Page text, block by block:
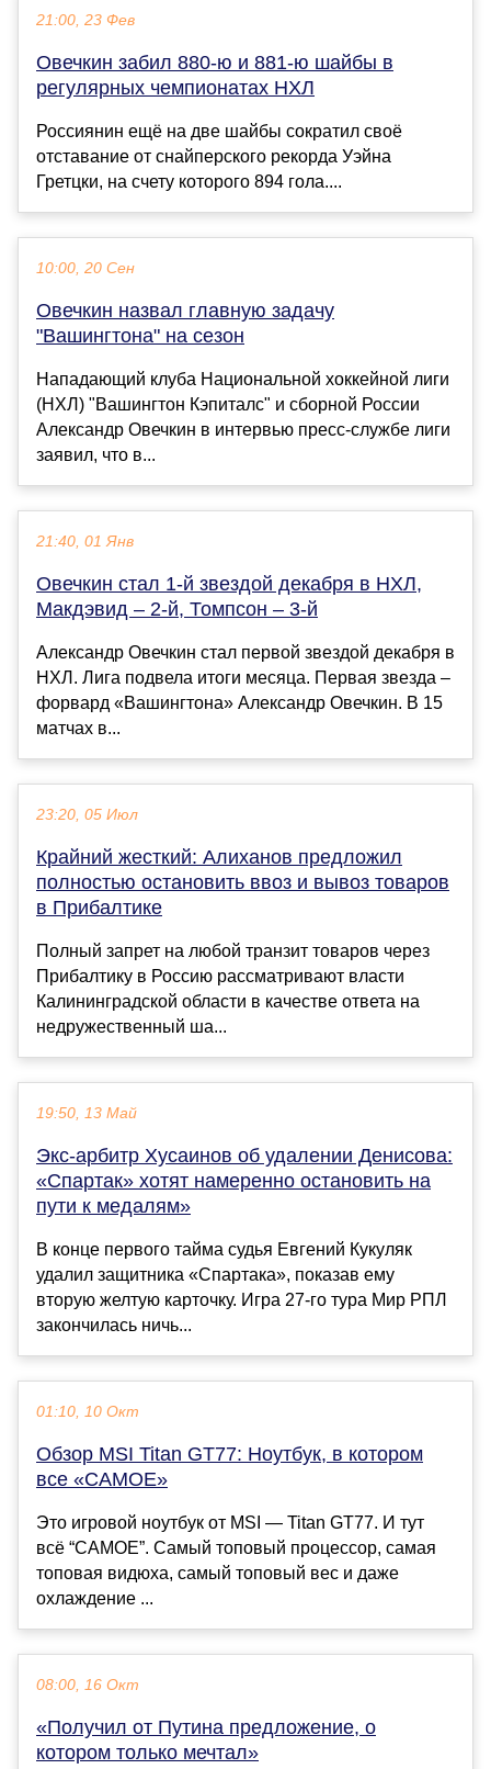
21:00, 23 Фев
Овечкин забил 880-ю и 881-ю шайбы в
регулярных чемпионатах НХЛ
Россиянин ещё на две шайбы сократил своё
отставание от снайперского рекорда Уэйна
Гретцки, на счету которого 894 гола....
10:00, 20 Сен
Овечкин назвал главную задачу
"Вашингтона" на сезон
Нападающий клуба Национальной хоккейной лиги
(НХЛ) "Вашингтон Кэпиталс" и сборной России
Александр Овечкин в интервью пресс-службе лиги
заявил, что в...
21:40, 01 Янв
Овечкин стал 1-й звездой декабря в НХЛ,
Макдэвид – 2-й, Томпсон – 3-й
Александр Овечкин стал первой звездой декабря в
НХЛ. Лига подвела итоги месяца. Первая звезда –
форвард «Вашингтона» Александр Овечкин. В 15
матчах в...
23:20, 05 Июл
Крайний жесткий: Алиханов предложил
полностью остановить ввоз и вывоз товаров
в Прибалтике
Полный запрет на любой транзит товаров через
Прибалтику в Россию рассматривают власти
Калининградской области в качестве ответа на
недружественный ша...
19:50, 13 Май
Экс-арбитр Хусаинов об удалении Денисова:
«Спартак» хотят намеренно остановить на
пути к медалям»
В конце первого тайма судья Евгений Кукуляк
удалил защитника «Спартака», показав ему
вторую желтую карточку. Игра 27-го тура Мир РПЛ
закончилась ничь...
01:10, 10 Окт
Обзор MSI Titan GT77: Ноутбук, в котором
все «САМОЕ»
Это игровой ноутбук от MSI — Titan GT77. И тут
всё “САМОЕ”. Самый топовый процессор, самая
топовая видюха, самый топовый вес и даже
охлаждение ...
08:00, 16 Окт
«Получил от Путина предложение, о
котором только мечтал»